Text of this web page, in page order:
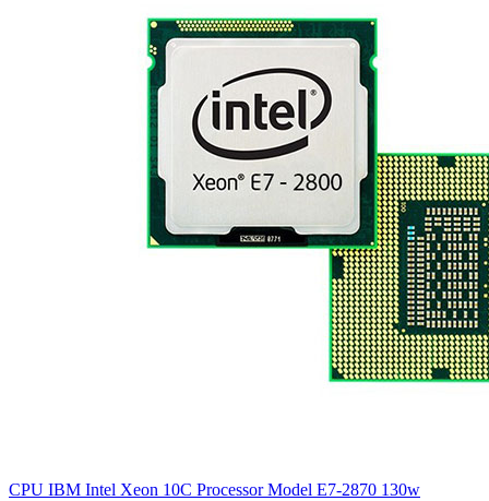
CPU IBM Intel Xeon 10C Processor Model E7-2870 130w